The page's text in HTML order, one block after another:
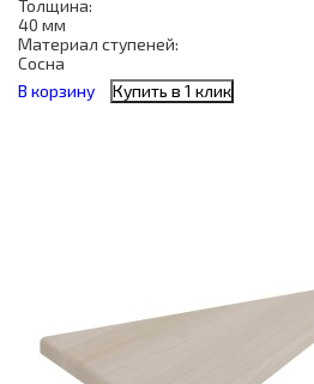
Толщина:
40 мм
Материал ступеней:
Сосна
В корзину
Купить в 1 клик